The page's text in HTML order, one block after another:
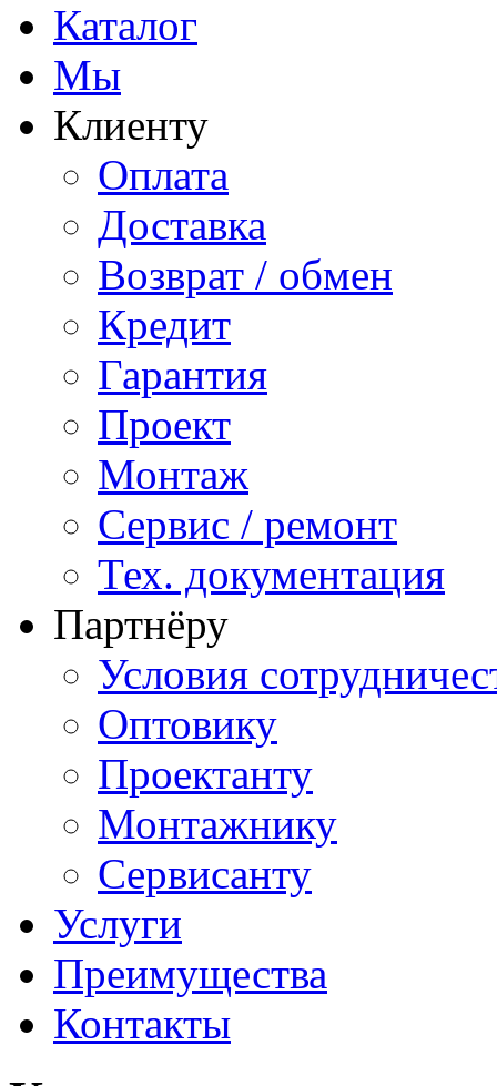
Каталог
Мы
Клиенту
Оплата
Доставка
Возврат / обмен
Кредит
Гарантия
Проект
Монтаж
Сервис / ремонт
Тех. документация
Партнёру
Условия
Оптовику
Проектанту
Монтажнику
Сервисанту
Услуги
Преимущества
Контакты